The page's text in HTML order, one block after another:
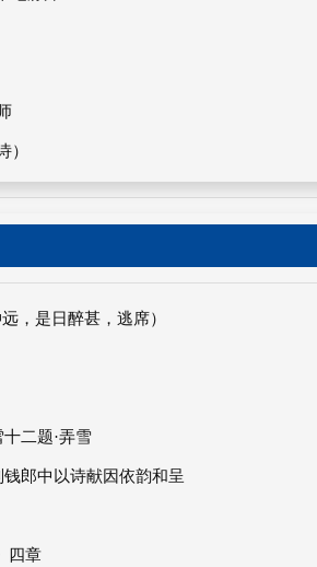
卷
一作寄裴使君）
）
，是日醉甚，逃席）
二题·弄雪
钱郎中以诗献因依韵和呈
四章